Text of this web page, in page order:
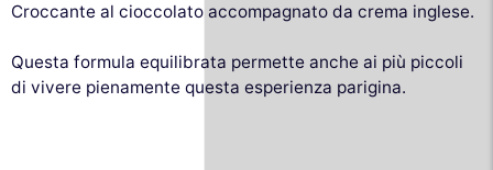
Croccante al cioccolato accompagnato da crema inglese.
Questa formula equilibrata permette anche ai più piccoli
di vivere pienamente questa esperienza parigina.